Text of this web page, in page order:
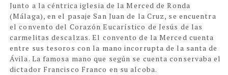
Junto a la céntrica iglesia de la Merced de Ronda
(Málaga), en el pasaje San Juan de la Cruz, se encuentra
el convento del Corazón Eucarístico de Jesús de las
carmelitas descalzas. El convento de la Merced cuenta
entre sus tesoros con la mano incorrupta de la santa de
Ávila. La famosa mano que según se cuenta conservaba el
dictador Francisco Franco en su alcoba.